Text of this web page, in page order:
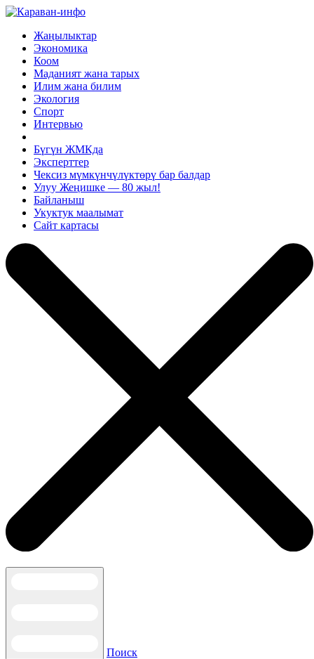
Жаңылыктар
Экономика
Коом
Маданият жана тарых
Илим жана билим
Экология
Спорт
Интервью
Бүгүн ЖМКда
Эксперттер
Чексиз мүмкүнчүлүктөрү бар балдар
Улуу Жеңишке — 80 жыл!
Байланыш
Укуктук маалымат
Сайт картасы
Поиск